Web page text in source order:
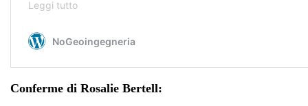
Conferme di Rosalie Bertell: